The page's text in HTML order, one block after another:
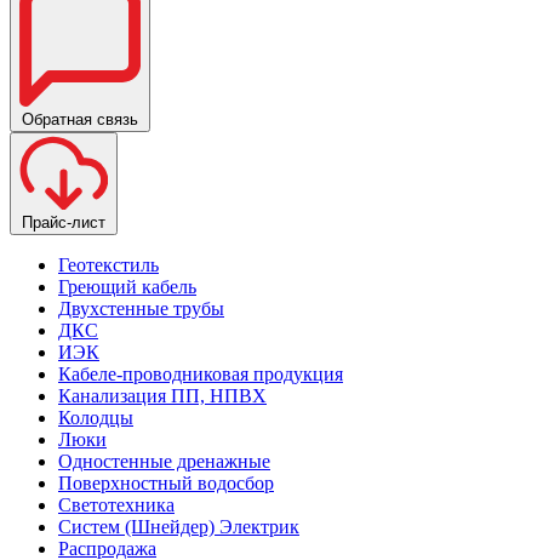
Обратная связь
Прайс-лист
Геотекстиль
Греющий кабель
Двухстенные трубы
ДКС
ИЭК
Кабеле-проводниковая продукция
Канализация ПП, НПВХ
Колодцы
Люки
Одностенные дренажные
Поверхностный водосбор
Светотехника
Систем (Шнейдер) Электрик
Распродажа